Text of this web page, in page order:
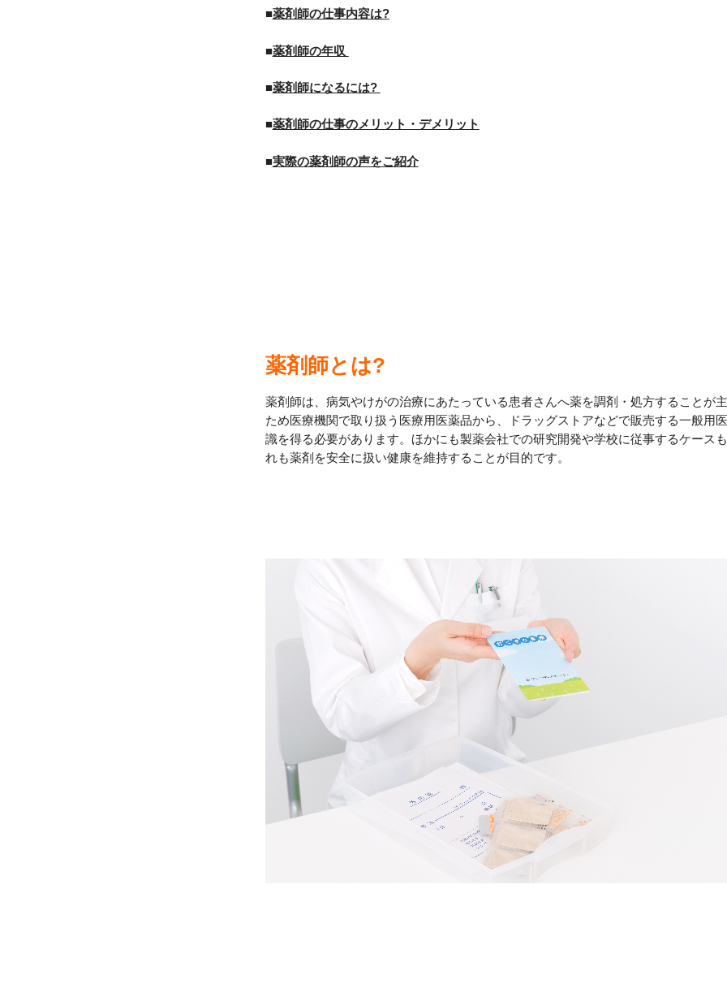
■薬剤師の仕事内容は?
■薬剤師の年収
■薬剤師になるには?
■薬剤師の仕事のメリット・デメリット
■実際の薬剤師の声をご紹介
薬剤師とは?
薬剤師は、病気やけがの治療にあたっている患者さんへ薬を調剤・処方することが
ため医療機関で取り扱う医療用医薬品から、ドラッグストアなどで販売する一般用
識を得る必要があります。ほかにも製薬会社での研究開発や学校に従事するケース
れも薬剤を安全に扱い健康を維持することが目的です。
他の条件を選択